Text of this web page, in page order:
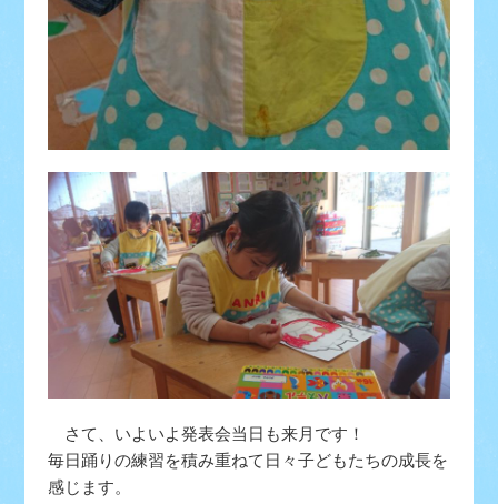
さて、いよいよ発表会当日も来月です！
毎日踊りの練習を積み重ねて日々子どもたちの成長を
感じます。